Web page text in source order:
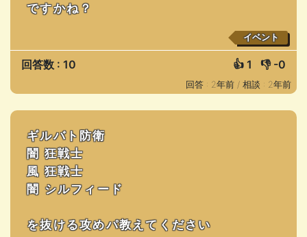
ですかね？
イベント
回答数 : 10 👍 1 👎 -0
回答 : 2年前 / 相談 : 2年前
ギルバト防衛
闇 狂戦士
風 狂戦士
闇 シルフィード
を抜ける攻めパ教えてください